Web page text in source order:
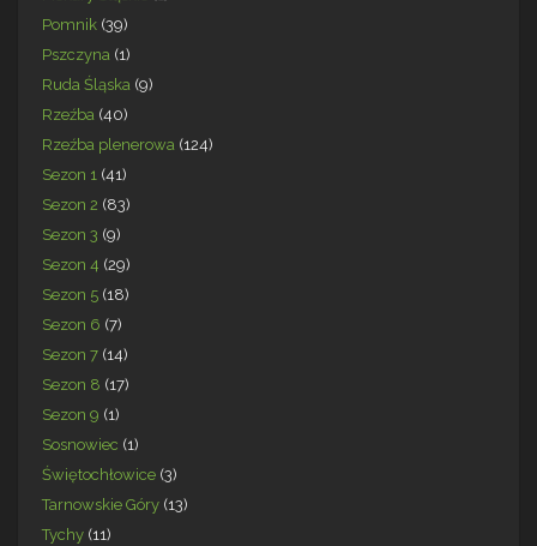
Pomnik (39)
Pszczyna (1)
Ruda Śląska (9)
Rzeźba (40)
Rzeźba plenerowa (124)
Sezon 1 (41)
Sezon 2 (83)
Sezon 3 (9)
Sezon 4 (29)
Sezon 5 (18)
Sezon 6 (7)
Sezon 7 (14)
Sezon 8 (17)
Sezon 9 (1)
Sosnowiec (1)
Świętochłowice (3)
Tarnowskie Góry (13)
Tychy (11)